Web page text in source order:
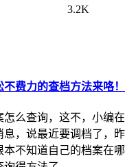
3.2K
费力的查档方法来咯！
么查询，这不，小编在
，说最近要调档了，昨
不知道自己的档案在哪